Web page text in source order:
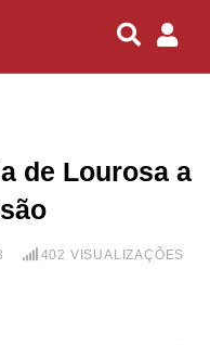
de Lourosa a
402 VISUALIZAÇÕES